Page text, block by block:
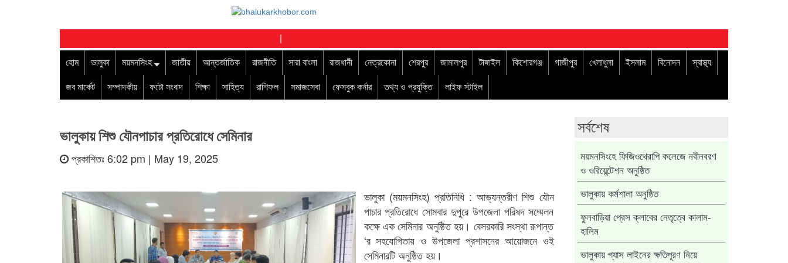
হোম ভালুকা ময়মনসিংহ জাতীয় আন্তর্জাতিক রাজনীতি সারা বাংলা রাজধানী নেত্রকোনা শেরপুর জামালপুর টাঙ্গাইল কিশোরগঞ্জ গাজীপুর খেলাধুলা ইসলাম বিনোদন স্বাস্থ্য
জব মার্কেট সম্পাদকীয় ফটো সংবাদ শিক্ষা সাহিত্য রাশিফল সমাজসেবা ফেসবুক কর্নার তথ্য ও প্রযুক্তি লাইফ স্টাইল
ভালুকায় শিশু যৌনপাচার প্রতিরোধে সেমিনার
প্রকাশিতঃ 6:02 pm | May 19, 2025
ভালুকা (ময়মনসিংহ) প্রতিনিধি : আভ্যন্তরীণ শিশু যৌন
পাচার প্রতিরোধে সোমবার দুপুরে উপজেলা পরিষদ সম্মেলন
কক্ষে এক সেমিনার অনুষ্ঠিত হয়। বেসরকারি সংস্থা রূপান্ত
‘র সহযোগিতায় ও উপজেলা প্রশাসনের আয়োজনে ওই
সেমিনারটি অনুষ্ঠিত হয়।
সর্বশেষ
ময়মনসিংহে ফিজিওথেরাপি কলেজে নবীনবরণ
ও ওরিয়েন্টেশন অনুষ্ঠিত
ভালুকায় কর্মশালা অনুষ্ঠিত
ফুলবাড়িয়া প্রেস ক্লাবের নেতৃত্বে কালাম-
হালিম
ভালুকায় গ্যাস লাইনের ক্ষতিপূরণ নিয়ে